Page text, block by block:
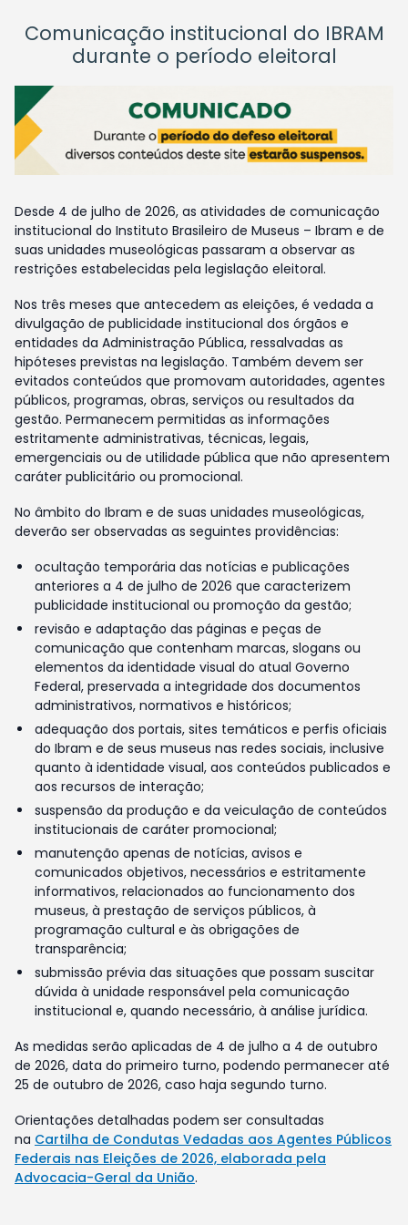
Comunicação institucional do IBRAM
durante o período eleitoral
Desde 4 de julho de 2026, as atividades de comunicação
institucional do Instituto Brasileiro de Museus – Ibram e de
suas unidades museológicas passaram a observar as
restrições estabelecidas pela legislação eleitoral.
Nos três meses que antecedem as eleições, é vedada a
divulgação de publicidade institucional dos órgãos e
entidades da Administração Pública, ressalvadas as
hipóteses previstas na legislação. Também devem ser
evitados conteúdos que promovam autoridades, agentes
públicos, programas, obras, serviços ou resultados da
gestão. Permanecem permitidas as informações
estritamente administrativas, técnicas, legais,
emergenciais ou de utilidade pública que não apresentem
caráter publicitário ou promocional.
No âmbito do Ibram e de suas unidades museológicas,
deverão ser observadas as seguintes providências:
ocultação temporária das notícias e publicações
anteriores a 4 de julho de 2026 que caracterizem
publicidade institucional ou promoção da gestão;
revisão e adaptação das páginas e peças de
comunicação que contenham marcas, slogans ou
elementos da identidade visual do atual Governo
Federal, preservada a integridade dos documentos
administrativos, normativos e históricos;
adequação dos portais, sites temáticos e perfis oficiais
do Ibram e de seus museus nas redes sociais, inclusive
quanto à identidade visual, aos conteúdos publicados e
aos recursos de interação;
suspensão da produção e da veiculação de conteúdos
institucionais de caráter promocional;
manutenção apenas de notícias, avisos e
comunicados objetivos, necessários e estritamente
informativos, relacionados ao funcionamento dos
museus, à prestação de serviços públicos, à
programação cultural e às obrigações de
transparência;
submissão prévia das situações que possam suscitar
dúvida à unidade responsável pela comunicação
institucional e, quando necessário, à análise jurídica.
As medidas serão aplicadas de 4 de julho a 4 de outubro
de 2026, data do primeiro turno, podendo permanecer até
25 de outubro de 2026, caso haja segundo turno.
Orientações detalhadas podem ser consultadas
na Cartilha de Condutas Vedadas aos Agentes Públicos
Federais nas Eleições de 2026, elaborada pela
Advocacia-Geral da União.